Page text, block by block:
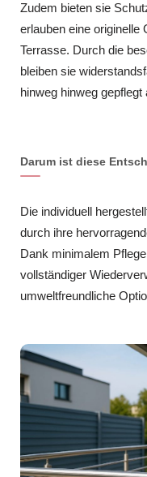
Zudem bieten sie
erlauben eine originelle
Terrasse. Durch die
bleiben sie
hinweg hinweg gepflegt
Darum ist diese
Die individuell
durch ihre
Dank minimalem
vollständiger
umweltfreundliche